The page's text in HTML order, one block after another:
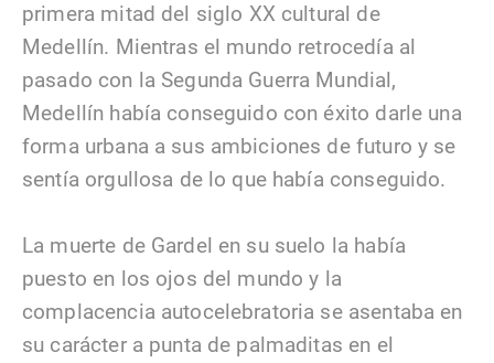
primera mitad del siglo XX cultural de
Medellín. Mientras el mundo retrocedía al
pasado con la Segunda Guerra Mundial,
Medellín había conseguido con éxito darle una
forma urbana a sus ambiciones de futuro y se
sentía orgullosa de lo que había conseguido.
La muerte de Gardel en su suelo la había
puesto en los ojos del mundo y la
complacencia autocelebratoria se asentaba en
su carácter a punta de palmaditas en el